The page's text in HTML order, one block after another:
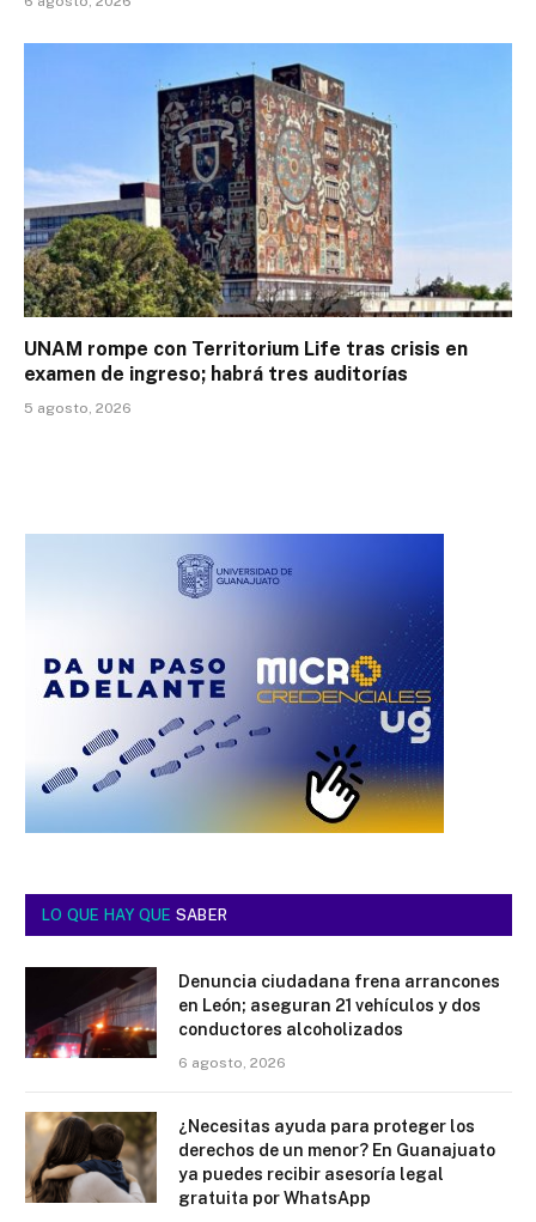
UNAM rompe con Territorium Life tras crisis en
examen de ingreso; habrá tres auditorías
5 agosto, 2026
LO QUE HAY QUE SABER
Denuncia ciudadana frena arrancones
en León; aseguran 21 vehículos y dos
conductores alcoholizados
6 agosto, 2026
¿Necesitas ayuda para proteger los
derechos de un menor? En Guanajuato
ya puedes recibir asesoría legal
gratuita por WhatsApp